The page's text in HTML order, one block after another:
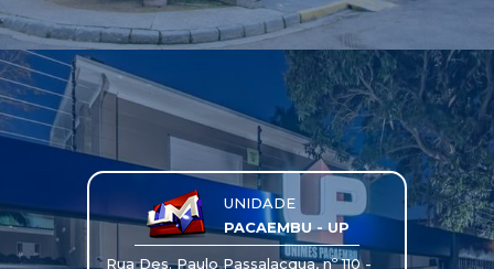
UNIDADE
PACAEMBU - UP
Rua Des. Paulo Passalacqua, nº 110 -